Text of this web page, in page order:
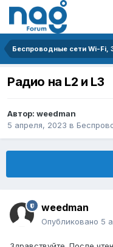
Беспроводные сети Wi-Fi,
Радио на L2 и L3
Автор: weedman
5 апреля, 2023 в
weedman
Опубликовано 5